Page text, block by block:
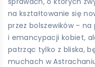
na kształtowanie się
przez bolszewików –
i emancypacji kobiet,
patrząc tylko z bliska,
muchach w